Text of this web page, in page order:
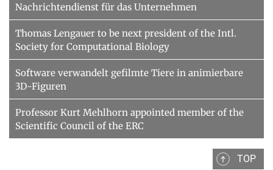
Nachrichtendienst für das Unternehmen
Thomas Lengauer to be next president of the Intl.
Society for Computational Biology
Software verwandelt gefilmte Tiere in animierbare
3D-Figuren
Professor Kurt Mehlhorn appointed member of the
Scientific Council of the ERC
TOP